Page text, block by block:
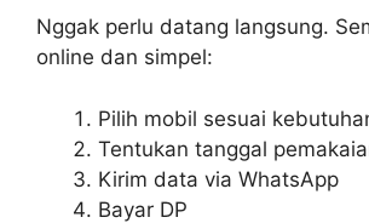
Nggak perlu datang langsung.
online dan simpel:
Pilih mobil sesuai
Tentukan tanggal
Kirim data via WhatsApp
Bayar DP